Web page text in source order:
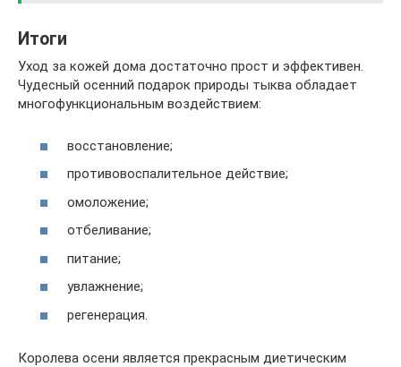
Итоги
Уход за кожей дома достаточно прост и эффективен.
Чудесный осенний подарок природы тыква обладает
многофункциональным воздействием:
восстановление;
противовоспалительное действие;
омоложение;
отбеливание;
питание;
увлажнение;
регенерация.
Королева осени является прекрасным диетическим